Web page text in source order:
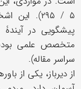
۵ / ۲۹۵).
پیشگویی در آیندۀ
متخصص علمی
سراسر مقاله).
از دیرباز، یکی از